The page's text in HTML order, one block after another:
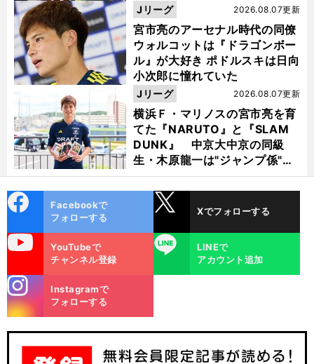
宮市亮のアーセナル時代の同僚
ウォルコットは『ドラゴンボー
ル』が大好き ポドルスキは日向
小次郎に憧れていた
2026.08.07更新
Jリーグ
横浜Ｆ・マリノスの宮市亮を育
てた『NARUTO』と『SLAM
DUNK』 中京大中京の同級
生・木原龍一は"ジャンプ係"だ
った
2026.08.07更新
Jリーグ
ok
Facebookで
フォローする
Xでフォローする
YouTubeで
チャンネル登録
LINE
LINEで
アカウント追加
m
Instagramで
フォローする